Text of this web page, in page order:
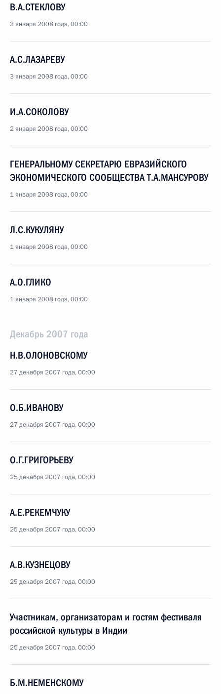
В.А.СТЕКЛОВУ
3 января 2008 года, 00:00
А.С.ЛАЗАРЕВУ
3 января 2008 года, 00:00
И.А.СОКОЛОВУ
2 января 2008 года, 00:00
ГЕНЕРАЛЬНОМУ СЕКРЕТАРЮ ЕВРАЗИЙСКОГО
ЭКОНОМИЧЕСКОГО СООБЩЕСТВА Т.А.МАНСУРОВУ
1 января 2008 года, 00:00
Л.С.КУКУЛЯНУ
1 января 2008 года, 00:00
А.О.ГЛИКО
1 января 2008 года, 00:00
Декабрь 2007 года
Н.В.ОЛОНОВСКОМУ
27 декабря 2007 года, 00:00
О.Б.ИВАНОВУ
27 декабря 2007 года, 00:00
О.Г.ГРИГОРЬЕВУ
25 декабря 2007 года, 00:00
А.Е.РЕКЕМЧУКУ
25 декабря 2007 года, 00:00
А.В.КУЗНЕЦОВУ
25 декабря 2007 года, 00:00
Участникам, организаторам и гостям фестиваля
российской культуры в Индии
25 декабря 2007 года, 00:00
Б.М.НЕМЕНСКОМУ